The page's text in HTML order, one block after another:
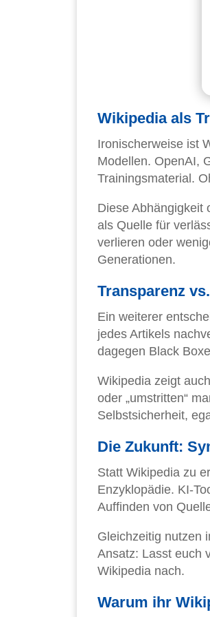
Wikipedia als
Ironischerweise ist
Modellen. OpenAI,
Trainingsmaterial.
Diese Abhängigkeit
als Quelle für
verlieren oder
Generationen.
Transparenz
Ein weiterer
jedes Artikels
dagegen Black
Wikipedia zeigt
oder „umstritten“
Selbstsicherheit,
Die Zukunft:
Statt Wikipedia zu
Enzyklopädie. KI-
Auffinden von
Gleichzeitig nutzen
Ansatz: Lasst euch
Wikipedia nach.
Warum ihr